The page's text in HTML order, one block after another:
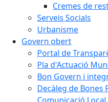
Cremes de
Serveis Socials
Urbanisme
Govern obert
Portal de
Pla d'Actuació
Bon Govern i
Decàleg de Bones